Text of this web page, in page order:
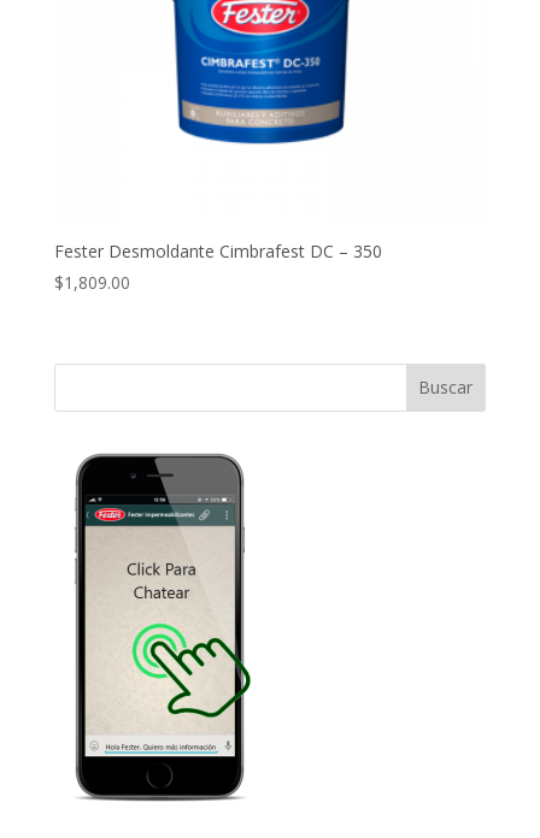
Fester Desmoldante Cimbrafest DC – 350
$1,809.00